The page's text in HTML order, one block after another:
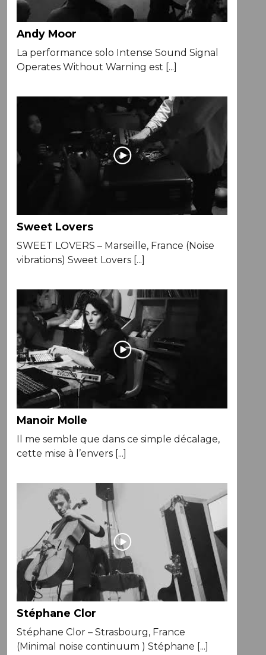
Andy Moor
La performance solo Intense Sound Signal
Operates Without Warning est [...]
Sweet Lovers
SWEET LOVERS – Marseille, France (Noise
vibrations) Sweet Lovers [...]
Manoir Molle
Il me semble que dans ce simple décalage,
cette mise à l’envers [...]
Stéphane Clor
Stéphane Clor – Strasbourg, France
(Minimal noise continuum ) Stéphane [...]